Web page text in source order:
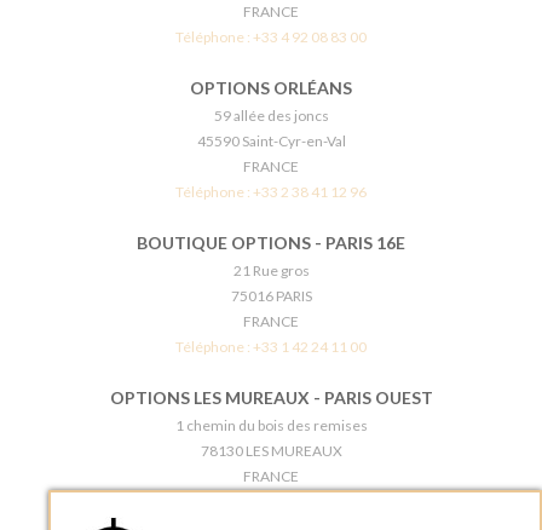
FRANCE
Téléphone : +33 4 92 08 83 00
OPTIONS ORLÉANS
59 allée des joncs
45590 Saint-Cyr-en-Val
FRANCE
Téléphone : +33 2 38 41 12 96
BOUTIQUE OPTIONS - PARIS 16E
21 Rue gros
75016 PARIS
FRANCE
Téléphone : +33 1 42 24 11 00
OPTIONS LES MUREAUX - PARIS OUEST
1 chemin du bois des remises
78130 LES MUREAUX
FRANCE